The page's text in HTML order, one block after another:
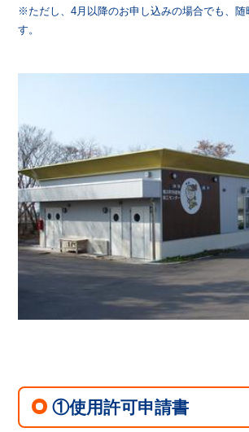
※ただし、4月以降のお申し込みの場合でも、随
す。
①使用許可申請書